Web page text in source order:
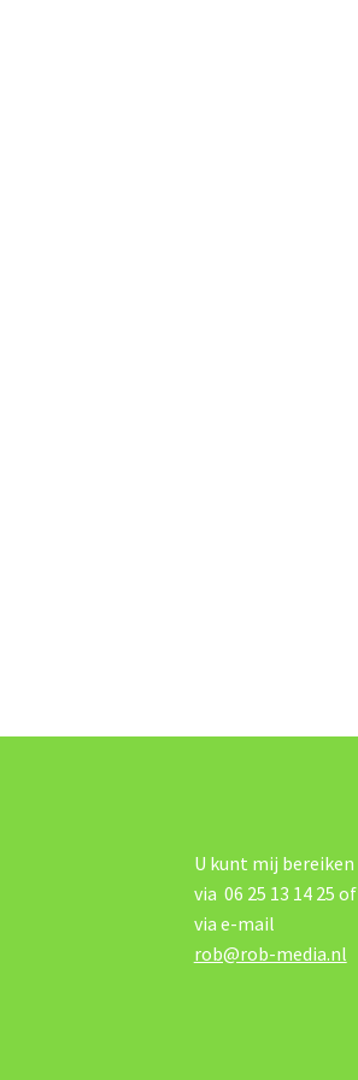
U kunt mij bereiken
via 06 25 13 14 25 of
via e-mail
rob@rob-media.nl